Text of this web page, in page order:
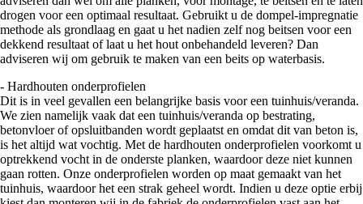
drogen voor een optimaal resultaat. Gebruikt u de dompel-impregnatie
methode als grondlaag en gaat u het nadien zelf nog beitsen voor een
dekkend resultaat of laat u het hout onbehandeld leveren? Dan
adviseren wij om gebruik te maken van een beits op waterbasis.
- Hardhouten onderprofielen
Dit is in veel gevallen een belangrijke basis voor een tuinhuis/veranda.
We zien namelijk vaak dat een tuinhuis/veranda op bestrating,
betonvloer of opsluitbanden wordt geplaatst en omdat dit van beton is,
is het altijd wat vochtig. Met de hardhouten onderprofielen voorkomt u
optrekkend vocht in de onderste planken, waardoor deze niet kunnen
gaan rotten. Onze onderprofielen worden op maat gemaakt van het
tuinhuis, waardoor het een strak geheel wordt. Indien u deze optie erbij